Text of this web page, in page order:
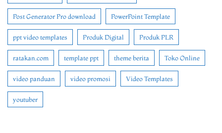
Post Generator Pro download PowerPoint Template
ppt video templates Produk Digital Produk PLR
ratakan.com template ppt theme berita Toko Online
video panduan video promosi Video Templates
youtuber